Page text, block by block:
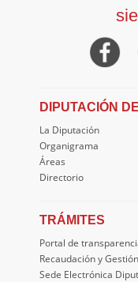
DIPUTACIÓN
La Diputación
Organigrama
Áreas
Directorio
TRÁMITES
Portal de
Recaudación y
Sede Electrónica